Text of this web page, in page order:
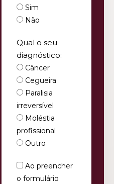
Sim
Não
Qual o seu
diagnóstico:
Câncer
Cegueira
Paralisia
irreversível
Moléstia
profissional
Outro
Ao preencher
o formulário